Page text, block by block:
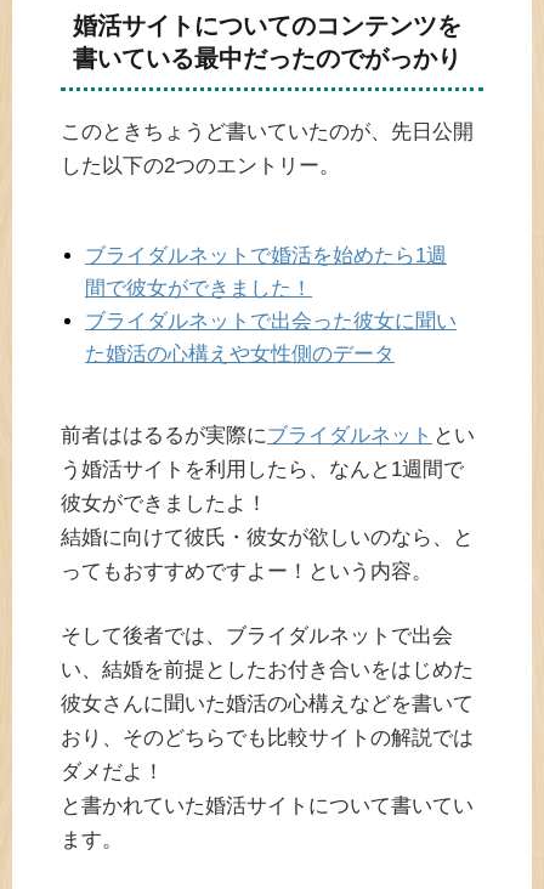
婚活サイトについてのコンテンツを
書いている最中だったのでがっかり
このときちょうど書いていたのが、先日公開
した以下の2つのエントリー。
ブライダルネットで婚活を始めたら1週
間で彼女ができました！
ブライダルネットで出会った彼女に聞い
た婚活の心構えや女性側のデータ
前者ははるるが実際にブライダルネット とい
う婚活サイトを利用したら、なんと1週間で
彼女ができましたよ！
結婚に向けて彼氏・彼女が欲しいのなら、と
ってもおすすめですよー！という内容。
そして後者では、ブライダルネットで出会
い、結婚を前提としたお付き合いをはじめた
彼女さんに聞いた婚活の心構えなどを書いて
おり、そのどちらでも比較サイトの解説では
ダメだよ！
と書かれていた婚活サイトについて書いてい
ます。